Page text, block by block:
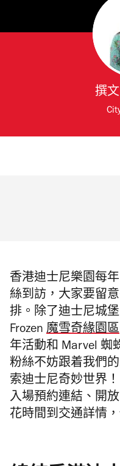
撰文
香港迪士尼樂園每
絲到訪，大家要留
排。除了迪士尼城
Frozen 魔雪奇緣園區
年活動和 Marvel 蜘
粉絲不妨跟着我們
索迪士尼奇妙世界
入場預約連結、開
花時間到交通詳情